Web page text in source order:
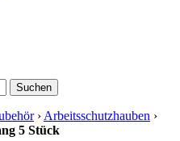
Suchen
› Arbeitsschutzhauben ›
5 Stück